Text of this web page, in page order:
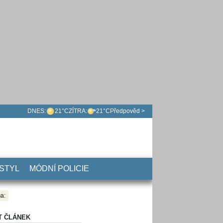
DNES: 21°CZÍTRA: 21°C Předpověd >
MÓDNÍ POLICIE
ČLÁNEK